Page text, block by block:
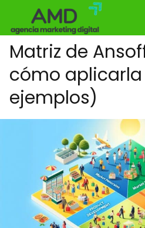
Matriz de
cómo
ejemplos)